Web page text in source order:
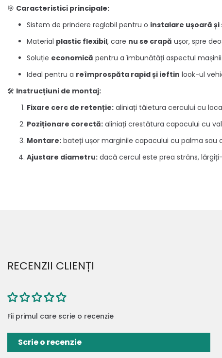
🎯 Caracteristici principale:
Sistem de prindere reglabil pentru o instalare ușoară și
Material plastic flexibil, care nu se crapă ușor, spre
Soluție economică pentru a îmbunătăți aspectul mașinii
Ideal pentru a reîmprospăta rapid și ieftin look-ul
🛠️ Instrucțiuni de montaj:
Fixare cerc de retenție: aliniați tăietura cercului cu
Poziționare corectă: aliniați crestătura capacului cu
Montare: bateți ușor marginile capacului cu palma sau
Ajustare diametru: dacă cercul este prea strâns,
RECENZII CLIENȚI
Fii primul care scrie o recenzie
Scrie o recenzie